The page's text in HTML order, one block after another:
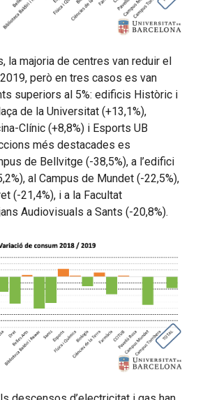
la majoria de centres van reduir el
però en tres casos es van
superiors al 5%: edificis Històric i
de la Universitat (+13,1%),
Clínic (+8,8%) i Esports UB
més destacades es
de Bellvitge (-38,5%), a l’edifici
al Campus de Mundet (-22,5%),
(-21,4%), i a la Facultat
Audiovisuals a Sants (-20,8%).